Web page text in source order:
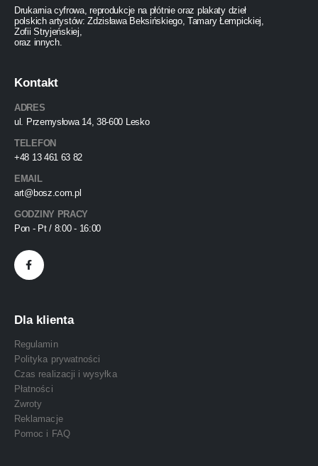
Drukarnia cyfrowa, reprodukcje na płótnie oraz plakaty dzieł
polskich artystów: Zdzisława Beksińskiego, Tamary Łempickiej,
Zofii Stryjeńskiej,
oraz innych.
Kontakt
ADRES
ul. Przemysłowa 14, 38-600 Lesko
TELEFON
+48 13 461 63 82
EMAIL
art@bosz.com.pl
GODZINY PRACY
Pon - Pt / 8:00 - 16:00
Dla klienta
Regulamin
Polityka prywatności
Czas realizacji i wysyłka
Płatności
Zwroty
Reklamacje
Pomoc i FAQ